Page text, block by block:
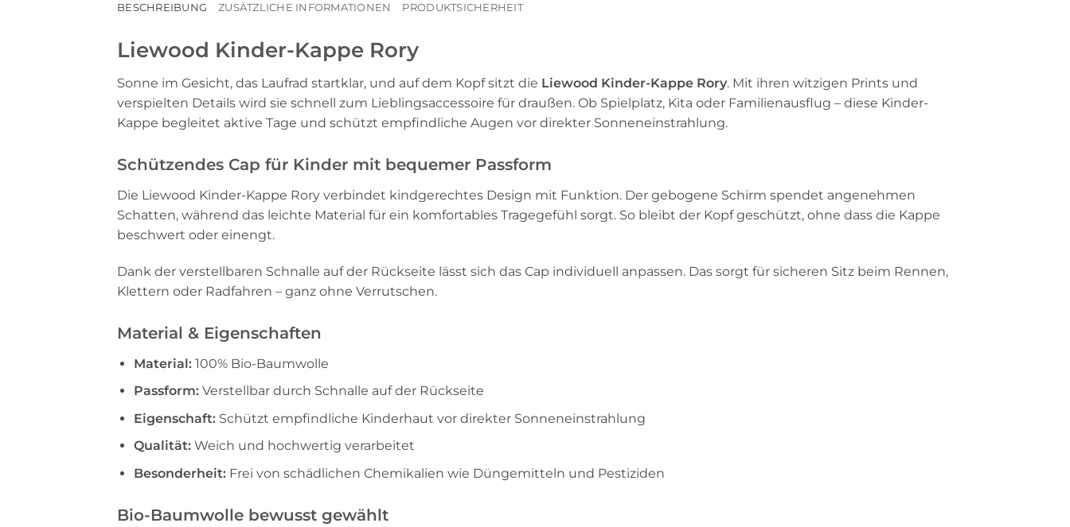
BESCHREIBUNG ZUSÄTZLICHE INFORMATIONEN PRODUKTSICHERHEIT
Liewood Kinder-Kappe Rory
Sonne im Gesicht, das Laufrad startklar, und auf dem Kopf sitzt die Liewood Kinder-Kappe Rory. Mit ihren witzigen Prints und
verspielten Details wird sie schnell zum Lieblingsaccessoire für draußen. Ob Spielplatz, Kita oder Familienausflug – diese Kinder-
Kappe begleitet aktive Tage und schützt empfindliche Augen vor direkter Sonneneinstrahlung.
Schützendes Cap für Kinder mit bequemer Passform
Die Liewood Kinder-Kappe Rory verbindet kindgerechtes Design mit Funktion. Der gebogene Schirm spendet angenehmen
Schatten, während das leichte Material für ein komfortables Tragegefühl sorgt. So bleibt der Kopf geschützt, ohne dass die Kappe
beschwert oder einengt.
Dank der verstellbaren Schnalle auf der Rückseite lässt sich das Cap individuell anpassen. Das sorgt für sicheren Sitz beim Rennen,
Klettern oder Radfahren – ganz ohne Verrutschen.
Material & Eigenschaften
Material:100% Bio-Baumwolle
Passform:Verstellbar durch Schnalle auf der Rückseite
Eigenschaft:Schützt empfindliche Kinderhaut vor direkter Sonneneinstrahlung
Qualität:Weich und hochwertig verarbeitet
Besonderheit:Frei von schädlichen Chemikalien wie Düngemitteln und Pestiziden
Bio-Baumwolle bewusst gewählt